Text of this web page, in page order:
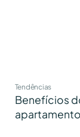
Tendências
Benefícios